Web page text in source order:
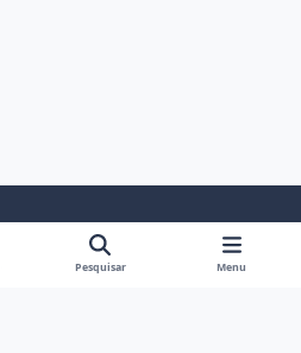
i
Pesquisar Menu